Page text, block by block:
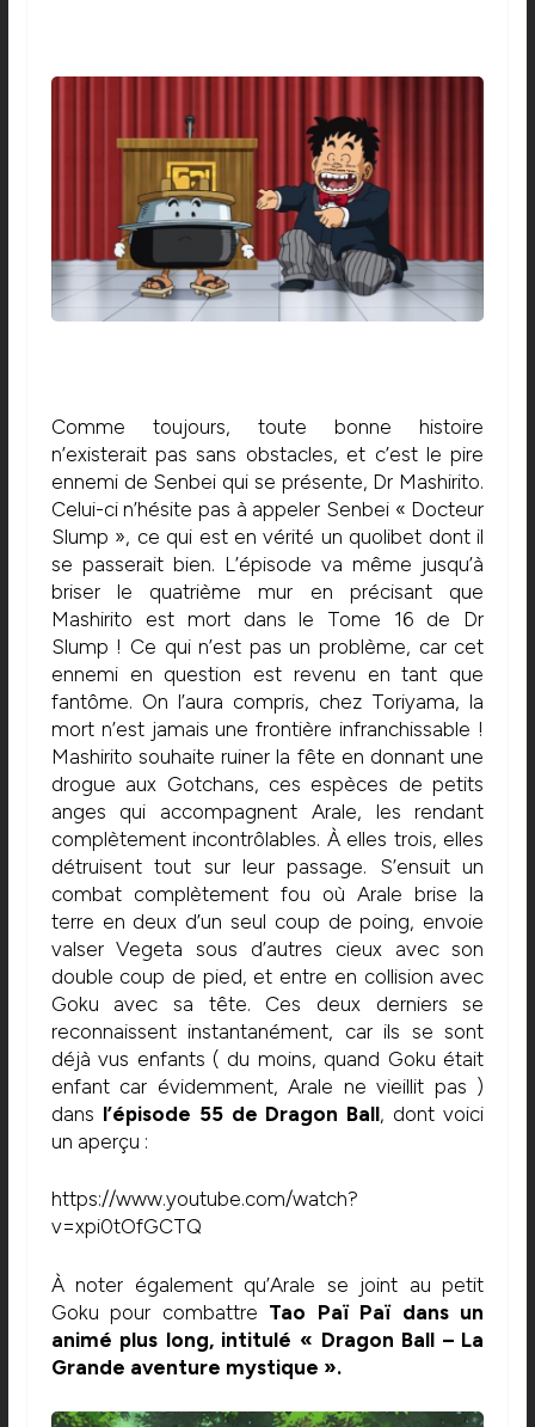
Comme toujours, toute bonne histoire
n’existerait pas sans obstacles, et c’est le pire
ennemi de Senbei qui se présente, Dr Mashirito.
Celui-ci n’hésite pas à appeler Senbei « Docteur
Slump », ce qui est en vérité un quolibet dont il
se passerait bien. L’épisode va même jusqu’à
briser le quatrième mur en précisant que
Mashirito est mort dans le Tome 16 de Dr
Slump ! Ce qui n’est pas un problème, car cet
ennemi en question est revenu en tant que
fantôme. On l’aura compris, chez Toriyama, la
mort n’est jamais une frontière infranchissable !
Mashirito souhaite ruiner la fête en donnant une
drogue aux Gotchans, ces espèces de petits
anges qui accompagnent Arale, les rendant
complètement incontrôlables. À elles trois, elles
détruisent tout sur leur passage. S’ensuit un
combat complètement fou où Arale brise la
terre en deux d’un seul coup de poing, envoie
valser Vegeta sous d’autres cieux avec son
double coup de pied, et entre en collision avec
Goku avec sa tête. Ces deux derniers se
reconnaissent instantanément, car ils se sont
déjà vus enfants ( du moins, quand Goku était
enfant car évidemment, Arale ne vieillit pas )
dans l’épisode 55 de Dragon Ball, dont voici
un aperçu :
https://www.youtube.com/watch?
v=xpi0tOfGCTQ
À noter également qu’Arale se joint au petit
Goku pour combattre Tao Paï Paï dans un
animé plus long, intitulé « Dragon Ball – La
Grande aventure mystique ».